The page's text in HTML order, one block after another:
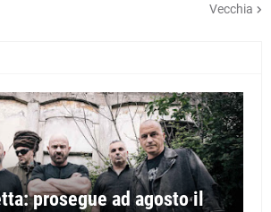
Vecchia
prosegue ad agosto il